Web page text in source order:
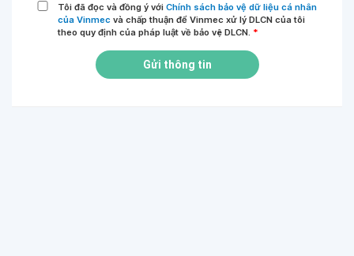
Tôi đã đọc và đồng ý với Chính sách bảo vệ dữ liệu cá nhân
của Vinmec và chấp thuận để Vinmec xử lý DLCN của tôi
theo quy định của pháp luật về bảo vệ DLCN. *
Gửi thông tin